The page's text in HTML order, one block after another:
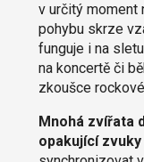
v určitý moment
pohybu skrze
funguje i na
na koncertě či
zkoušce
Mnohá zvířata
opakující zvuky